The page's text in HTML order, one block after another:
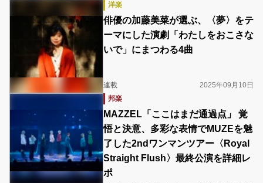
洋楽
俳優の加藤美菜が選ぶ、〈夢〉をテ
ーマにした演劇「わたしをおこさな
いで」にまつわる4曲
連載
2025年09月10日
邦楽
MAZZEL「ここはまだ通過点」 覚
悟と決意、多彩な表情でMUZEを魅
了した2ndワンマンツアー〈Royal
Straight Flush〉最終公演を詳細レ
ポ